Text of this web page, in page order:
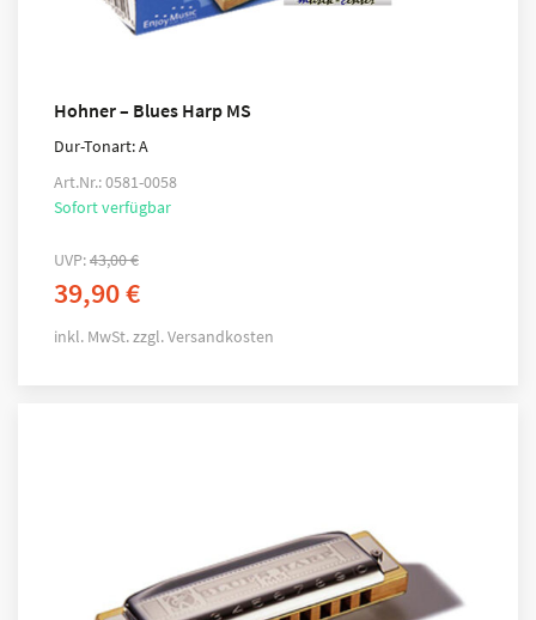
Hohner – Blues Harp MS
Dur-Tonart: A
Art.Nr.: 0581-0058
Sofort verfügbar
UVP:43,00€
39,90€
inkl. MwSt.zzgl.Versandkosten